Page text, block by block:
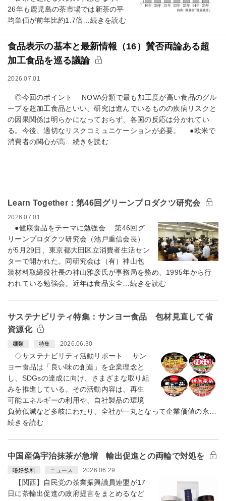
26年も鹿児島の茶市場では新茶の平
均単価が前年比約1.7倍…続きを読む
食品表示の基本と最新情報（16）賛否両論ある超
加工食品を巡る議論
2026.07.01
◎今回のポイント NOVA分類で最も加工度が高い食品のグル
ープを超加工食品といい、研究は進んでいるものの疾病リスクと
の因果関係は明らかになっておらず、各国の反応は分かれてい
る。今後、適切なリスクコミュニケーションが必要。 ●欧米で
消費者の関心が高…続きを読む
Learn Together：第46回グリーンプロダクツ研究会
2026.07.01
●健康食品をテーマに勉強会 第46回グ
リーンプロダクツ研究会（池戸重信会長）
が5月29日、東京都大田区立消費者生活セン
ターで開かれた。同研究会は（有）神山包
装材料取締役社長の神山雅彦氏が事務局を務め、1995年から行
われている勉強会。近年は食品安全…続きを読む
サステナビリティ特集：サンヨー食品 包材見直して省
資源化
麺類 特集 2026.06.30
◇サステナビリティ活動リポート サン
ヨー食品は「良い味の創造」を企業理念と
し、SDGsの達成に向け、さまざまな取り組
みを推進している。その活動内容は、再生
可能エネルギーの利用や、自社製品の環境
負荷低減など多岐にわたり、全社が一丸となって企業価値の永…
続きを読む
中国産偽宇治抹茶が急増 輸出促進との両輪で対処を
嗜好飲料 ニュース 2026.06.29
【関西】自民党の茶業振興議員連盟が17
日に茶輸出促進の政府提言をまとめるなど